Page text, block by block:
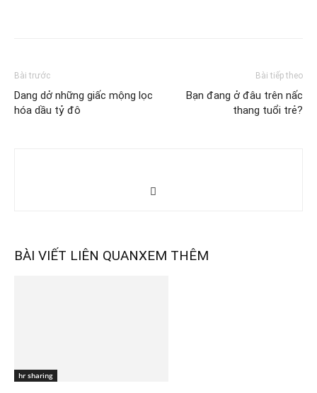
Bài trước
Dang dở những giấc mộng lọc
hóa dầu tỷ đô
Bài tiếp theo
Bạn đang ở đâu trên nấc
thang tuổi trẻ?
BÀI VIẾT LIÊN QUANXEM THÊM
hr sharing